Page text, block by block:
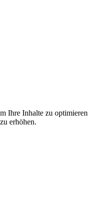
Ihre Inhalte zu optimieren
erhöhen.